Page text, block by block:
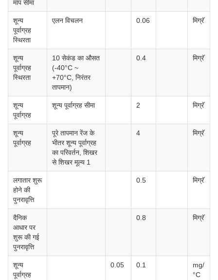
माप सीमा
शून्य
पूर्वाग्रह
स्थिरता
एलन विचलन 0.06 मिग्रॅ
शून्य
पूर्वाग्रह
स्थिरता
10 सेकंड का औसत
(-40°C ~
+70°C, निरंतर
तापमान)
0.4 मिग्रॅ
शून्य
पूर्वाग्रह
शून्य पूर्वाग्रह सीमा 2 मिग्रॅ
शून्य
पूर्वाग्रह
पूरे तापमान रेंज के
भीतर शून्य पूर्वाग्रह
का परिवर्तन, शिखर
से शिखर मूल्य 1
4 मिग्रॅ
लगातार शुरू
होने की
पुनरावृत्ति
0.5 मिग्रॅ
दैनिक
आधार पर
शुरू की गई
पुनरावृत्ति
0.8 मिग्रॅ
शून्य
पूर्वाग्रह
0.05 0.1
mg/
°C